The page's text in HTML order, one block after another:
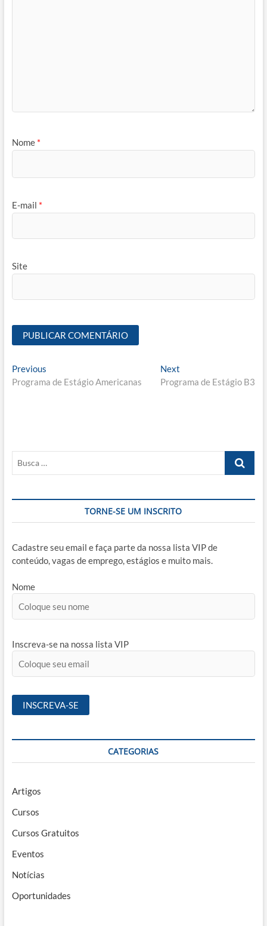
Nome *
E-mail *
Site
Navegação
de
PreviousPrevious
post:
Programa de Estágio Americanas
Next
post:
Programa de Estágio B3
Busca
TORNE-SE UM INSCRITO
Cadastre seu email e faça parte da nossa lista VIP de
conteúdo, vagas de emprego, estágios e muito mais.
Nome
Inscreva-se na nossa lista VIP
CATEGORIAS
Artigos
Cursos
Cursos Gratuitos
Eventos
Notícias
Oportunidades